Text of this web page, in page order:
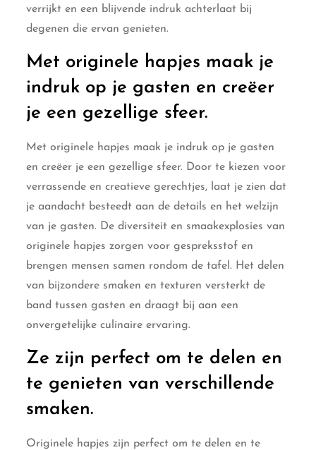
verrijkt en een blijvende indruk achterlaat bij
degenen die ervan genieten.
Met originele hapjes maak je
indruk op je gasten en creëer
je een gezellige sfeer.
Met originele hapjes maak je indruk op je gasten
en creëer je een gezellige sfeer. Door te kiezen voor
verrassende en creatieve gerechtjes, laat je zien dat
je aandacht besteedt aan de details en het welzijn
van je gasten. De diversiteit en smaakexplosies van
originele hapjes zorgen voor gespreksstof en
brengen mensen samen rondom de tafel. Het delen
van bijzondere smaken en texturen versterkt de
band tussen gasten en draagt bij aan een
onvergetelijke culinaire ervaring.
Ze zijn perfect om te delen en
te genieten van verschillende
smaken.
Originele hapjes zijn perfect om te delen en te